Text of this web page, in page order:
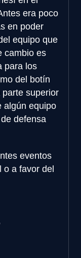
era poco
en poder
equipo que
cambio es
para los
del botín
superior
algún equipo
defensa
eventos
o a favor del